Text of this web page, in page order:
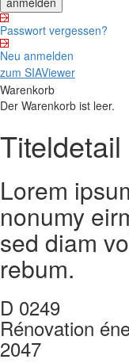
Passwort vergessen?
Neu anmelden
zum SIAViewer
Warenkorb
Der Warenkorb ist leer.
Titeldetail
Lorem
nonumy
sed diam
rebum.
D 0249
Rénovation
2047